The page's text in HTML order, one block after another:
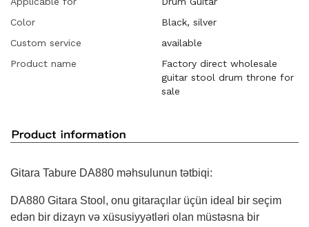
Color
Black, silver
Custom service
available
Product name
Factory direct wholesale
guitar stool drum throne for
sale